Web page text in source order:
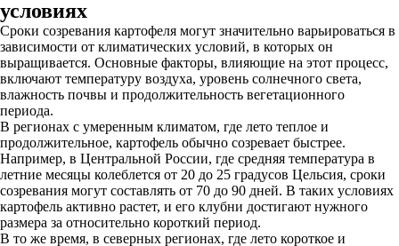
условиях
Сроки созревания картофеля могут значительно варьироваться в
зависимости от климатических условий, в которых он
выращивается. Основные факторы, влияющие на этот процесс,
включают температуру воздуха, уровень солнечного света,
влажность почвы и продолжительность вегетационного
периода.
В регионах с умеренным климатом, где лето теплое и
продолжительное, картофель обычно созревает быстрее.
Например, в Центральной России, где средняя температура в
летние месяцы колеблется от 20 до 25 градусов Цельсия, сроки
созревания могут составлять от 70 до 90 дней. В таких условиях
картофель активно растет, и его клубни достигают нужного
размера за относительно короткий период.
В то же время, в северных регионах, где лето короткое и